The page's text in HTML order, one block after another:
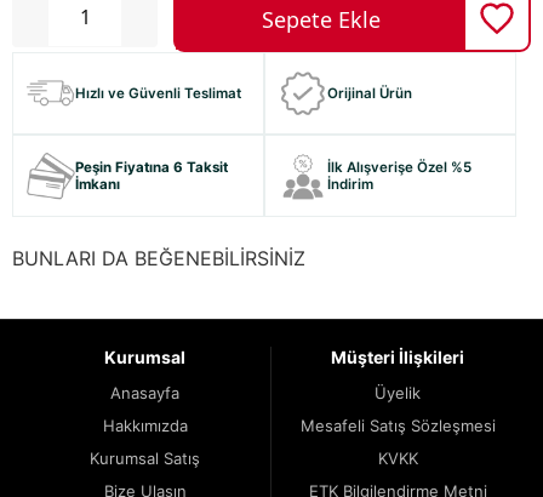
Hızlı ve Güvenli Teslimat Orijinal Ürün
Peşin Fiyatına 6 Taksit
İmkanı
İlk Alışverişe Özel %5
İndirim
BUNLARI DA BEĞENEBİLİRSİNİZ
Kurumsal
Anasayfa
Hakkımızda
Kurumsal Satış
Bize Ulaşın
Müşteri İlişkileri
Üyelik
Mesafeli Satış Sözleşmesi
KVKK
ETK Bilgilendirme Metni